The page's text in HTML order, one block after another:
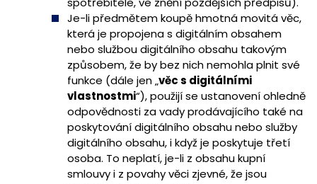
Je-li předmětem koupě hmotná movitá věc,
která je propojena s digitálním obsahem
nebo službou digitálního obsahu takovým
způsobem, že by bez nich nemohla plnit své
funkce (dále jen „věc s digitálními
vlastnostmi“), použijí se ustanovení ohledně
odpovědnosti za vady prodávajícího také na
poskytování digitálního obsahu nebo služby
digitálního obsahu, i když je poskytuje třetí
osoba. To neplatí, je-li z obsahu kupní
smlouvy i z povahy věci zjevné, že jsou